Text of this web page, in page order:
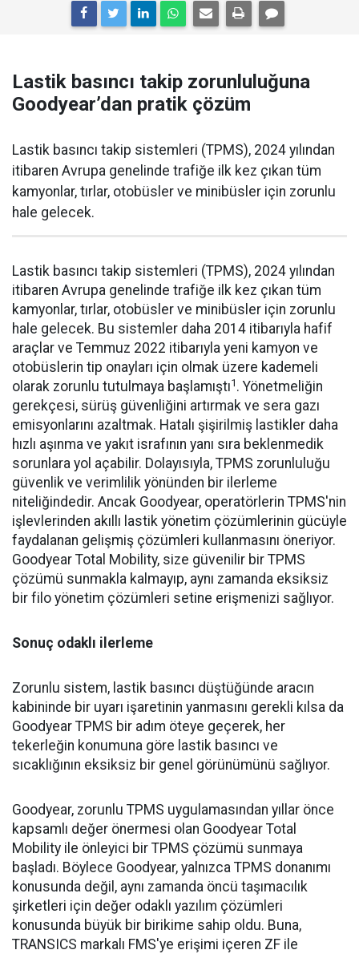
Lastik basıncı takip zorunluluğuna
Goodyear’dan pratik çözüm
Lastik basıncı takip sistemleri (TPMS), 2024 yılından
itibaren Avrupa genelinde trafiğe ilk kez çıkan tüm
kamyonlar, tırlar, otobüsler ve minibüsler için zorunlu
hale gelecek.
Lastik basıncı takip sistemleri (TPMS), 2024 yılından
itibaren Avrupa genelinde trafiğe ilk kez çıkan tüm
kamyonlar, tırlar, otobüsler ve minibüsler için zorunlu
hale gelecek. Bu sistemler daha 2014 itibarıyla hafif
araçlar ve Temmuz 2022 itibarıyla yeni kamyon ve
otobüslerin tip onayları için olmak üzere kademeli
olarak zorunlu tutulmaya başlamıştı1 . Yönetmeliğin
gerekçesi, sürüş güvenliğini artırmak ve sera gazı
emisyonlarını azaltmak. Hatalı şişirilmiş lastikler daha
hızlı aşınma ve yakıt israfının yanı sıra beklenmedik
sorunlara yol açabilir. Dolayısıyla, TPMS zorunluluğu
güvenlik ve verimlilik yönünden bir ilerleme
niteliğindedir. Ancak Goodyear, operatörlerin TPMS'nin
işlevlerinden akıllı lastik yönetim çözümlerinin gücüyle
faydalanan gelişmiş çözümleri kullanmasını öneriyor.
Goodyear Total Mobility, size güvenilir bir TPMS
çözümü sunmakla kalmayıp, aynı zamanda eksiksiz
bir filo yönetim çözümleri setine erişmenizi sağlıyor.
Sonuç odaklı ilerleme
Zorunlu sistem, lastik basıncı düştüğünde aracın
kabininde bir uyarı işaretinin yanmasını gerekli kılsa da
Goodyear TPMS bir adım öteye geçerek, her
tekerleğin konumuna göre lastik basıncı ve
sıcaklığının eksiksiz bir genel görünümünü sağlıyor.
Goodyear, zorunlu TPMS uygulamasından yıllar önce
kapsamlı değer önermesi olan Goodyear Total
Mobility ile önleyici bir TPMS çözümü sunmaya
başladı. Böylece Goodyear, yalnızca TPMS donanımı
konusunda değil, aynı zamanda öncü taşımacılık
şirketleri için değer odaklı yazılım çözümleri
konusunda büyük bir birikime sahip oldu. Buna,
TRANSICS markalı FMS'ye erişimi içeren ZF ile